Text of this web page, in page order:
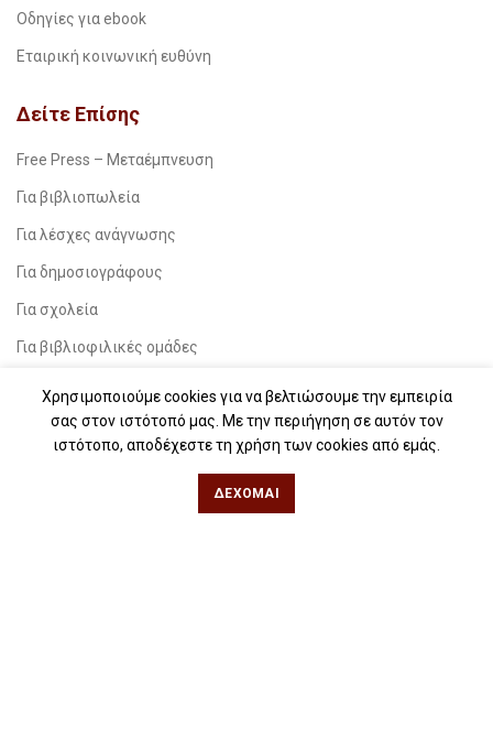
Οδηγίες για ebook
Εταιρική κοινωνική ευθύνη
Δείτε Επίσης
Free Press – Μεταέμπνευση
Για βιβλιοπωλεία
Για λέσχες ανάγνωσης
Για δημοσιογράφους
Για σχολεία
Για βιβλιοφιλικές ομάδες
Θεσσαλονίκη
Φιλίππου 49, Κέντρο
Χρησιμοποιούμε cookies για να βελτιώσουμε την εμπειρία
σας στον ιστότοπό μας. Με την περιήγηση σε αυτόν τον
ιστότοπο, αποδέχεστε τη χρήση των cookies από εμάς.
ΔΈΧΟΜΑΙ